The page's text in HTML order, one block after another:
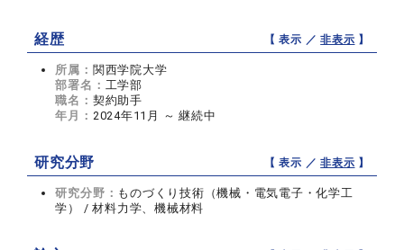
経歴 【 表示 ／非表示 】
所属： 関西学院大学
部署名： 工学部
職名： 契約助手
年月： 2024年11月 ～ 継続中
研究分野 【 表示 ／非表示 】
研究分野： ものづくり技術（機械・電気電子・化学工
学） / 材料力学、機械材料